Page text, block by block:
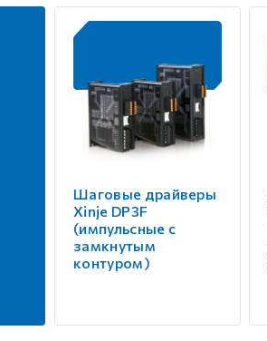
Шаговые драйверы
Xinje DP3F
(импульсные с
замкнутым
контуром)